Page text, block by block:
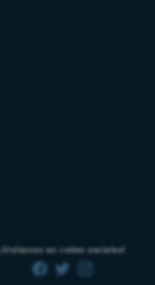
¡Visítenos en redes sociales!